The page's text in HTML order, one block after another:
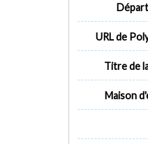
URL de
Titre de
Maison